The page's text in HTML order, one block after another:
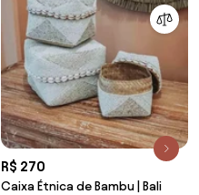
R$ 270
Caixa Étnica de Bambu | Bali